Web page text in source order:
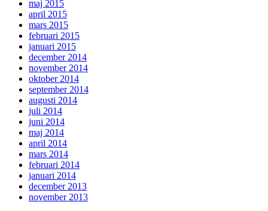
maj 2015
april 2015
mars 2015
februari 2015
januari 2015
december 2014
november 2014
oktober 2014
september 2014
augusti 2014
juli 2014
juni 2014
maj 2014
april 2014
mars 2014
februari 2014
januari 2014
december 2013
november 2013